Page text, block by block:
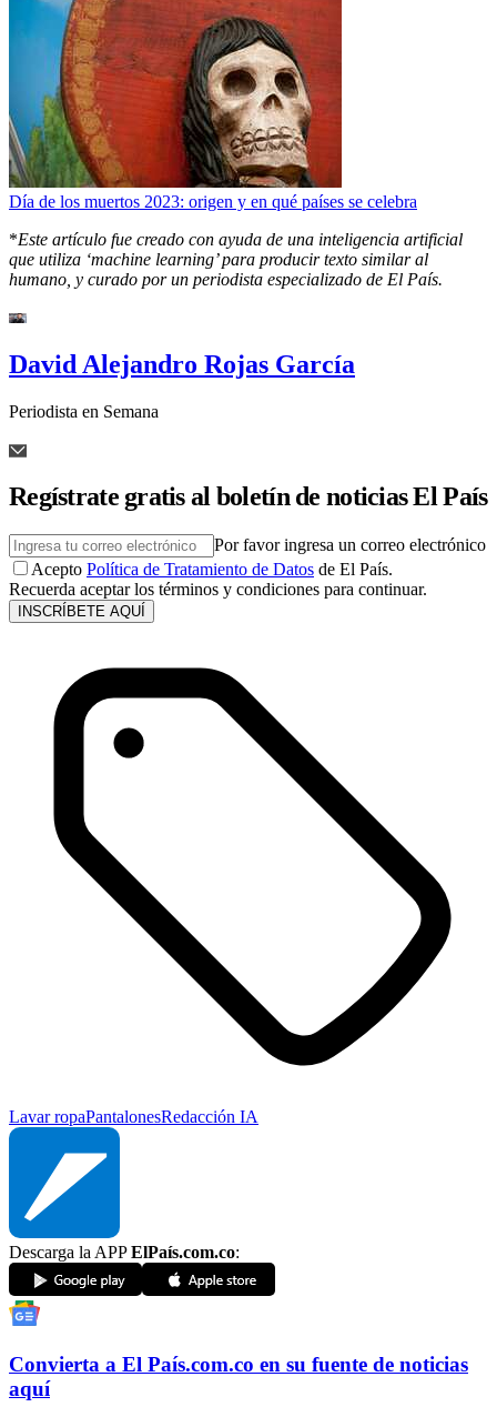
Día de los muertos 2023: origen y en qué países se celebra
*Este artículo fue creado con ayuda de una inteligencia artificial
que utiliza ‘machine learning’ para producir texto similar al
humano, y curado por un periodista especializado de El País.
David Alejandro Rojas García
Periodista en Semana
Regístrate gratis al boletín de noticias El País
Por favor ingresa un correo electrónico
Acepto Política de Tratamiento de Datos de El País.
Recuerda aceptar los términos y condiciones para continuar.
INSCRÍBETE AQUÍ
Lavar ropaPantalonesRedacción IA
Descarga la APPElPaís.com.co:
Convierta a El País.com.co en su fuente de noticias
aquí